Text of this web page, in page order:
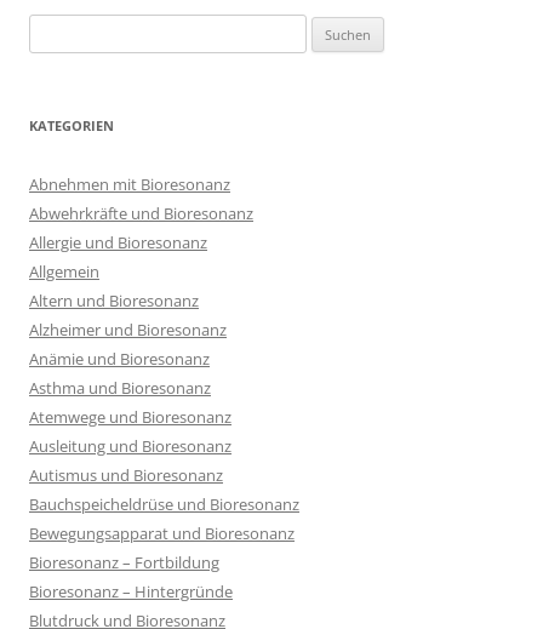
nach:
KATEGORIEN
Abnehmen mit Bioresonanz
Abwehrkräfte und Bioresonanz
Allergie und Bioresonanz
Allgemein
Altern und Bioresonanz
Alzheimer und Bioresonanz
Anämie und Bioresonanz
Asthma und Bioresonanz
Atemwege und Bioresonanz
Ausleitung und Bioresonanz
Autismus und Bioresonanz
Bauchspeicheldrüse und Bioresonanz
Bewegungsapparat und Bioresonanz
Bioresonanz – Fortbildung
Bioresonanz – Hintergründe
Blutdruck und Bioresonanz